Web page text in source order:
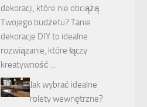
dekoracji, które nie obciążą
Twojego budżetu? Tanie
dekoracje DIY to idealne
rozwiązanie, które łączy
kreatywność …
Jak wybrać idealne
rolety wewnętrzne?